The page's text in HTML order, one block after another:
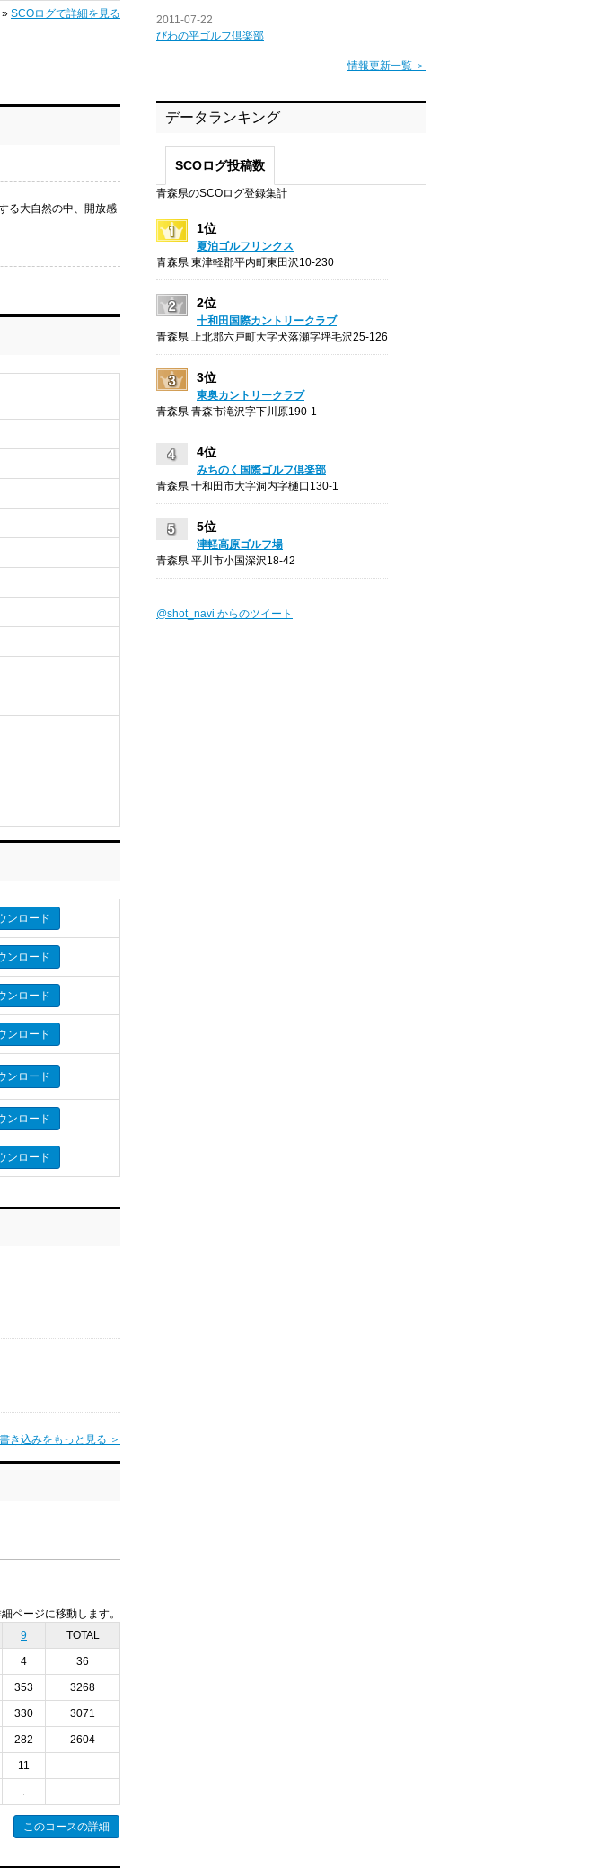
» SCOログで詳細を見る
る大自然の中、開放感
ンロード
ンロード
ンロード
ンロード
ンロード
ンロード
ンロード
き込みをもっと見る ＞
ページに移動します。
9 TOTAL
4 36
353 3268
330 3071
282 2604
11 -
このコースの詳細
2011-07-22
びわの平ゴルフ倶楽部
情報更新一覧 ＞
データランキング
SCOログ投稿数
青森県のSCOログ登録集計
1位
夏泊ゴルフリンクス
青森県 東津軽郡平内町東田沢10-230
2位
十和田国際カントリークラブ
青森県 上北郡六戸町大字犬落瀬字坪毛沢25-126
3位
東奥カントリークラブ
青森県 青森市滝沢字下川原190-1
4位
みちのく国際ゴルフ倶楽部
青森県 十和田市大字洞内字樋口130-1
5位
津軽高原ゴルフ場
青森県 平川市小国深沢18-42
@shot_navi からのツイート